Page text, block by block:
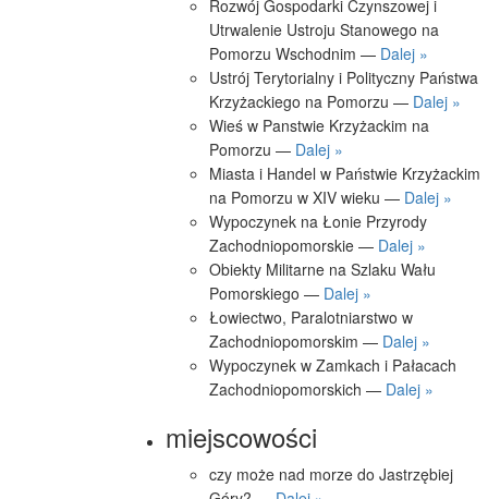
Rozwój Gospodarki Czynszowej i
Utrwalenie Ustroju Stanowego na
Pomorzu Wschodnim — Dalej »
Ustrój Terytorialny i Polityczny Państwa
Krzyżackiego na Pomorzu — Dalej »
Wieś w Panstwie Krzyżackim na
Pomorzu — Dalej »
Miasta i Handel w Państwie Krzyżackim
na Pomorzu w XIV wieku — Dalej »
Wypoczynek na Łonie Przyrody
Zachodniopomorskie — Dalej »
Obiekty Militarne na Szlaku Wału
Pomorskiego — Dalej »
Łowiectwo, Paralotniarstwo w
Zachodniopomorskim — Dalej »
Wypoczynek w Zamkach i Pałacach
Zachodniopomorskich — Dalej »
miejscowości
czy może nad morze do Jastrzębiej